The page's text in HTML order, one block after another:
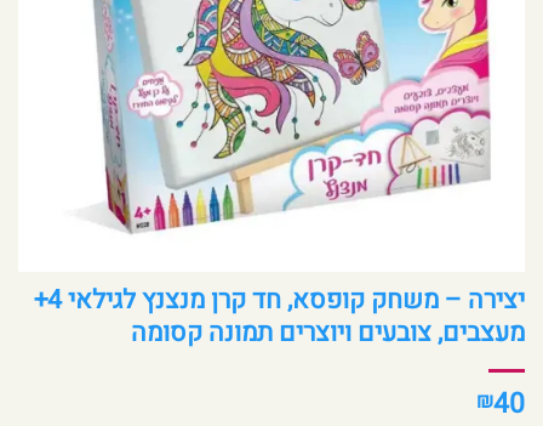
יצירה – משחק קופסא, חד קרן מנצנץ לגילאי 4+
מעצבים, צובעים ויוצרים תמונה קסומה
₪40